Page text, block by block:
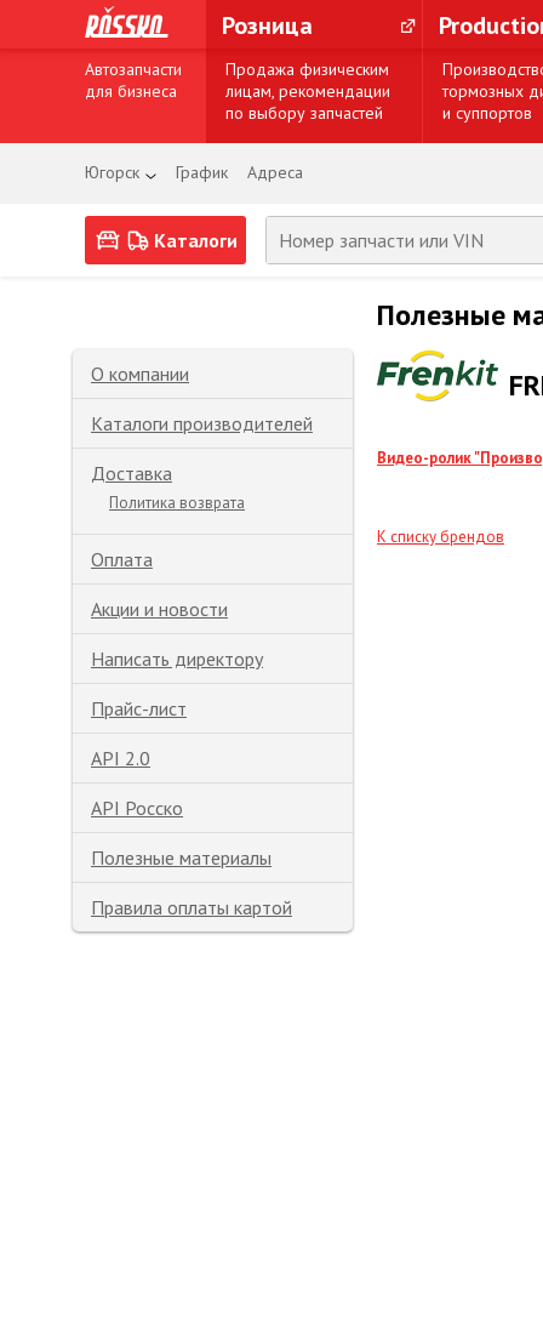
Розница
Автозапчасти
для бизнеса
Продажа физическим
лицам, рекомендации
по выбору запчастей
тормозных
и суппортов
Югорск График Адреса
Каталоги
О компании
Каталоги производителей
Доставка
Политика возврата
Оплата
Акции и новости
Написать директору
Прайс-лист
API 2.0
API Росско
Полезные материалы
Правила оплаты картой
Полезные
Видео-ролик
К списку брендов